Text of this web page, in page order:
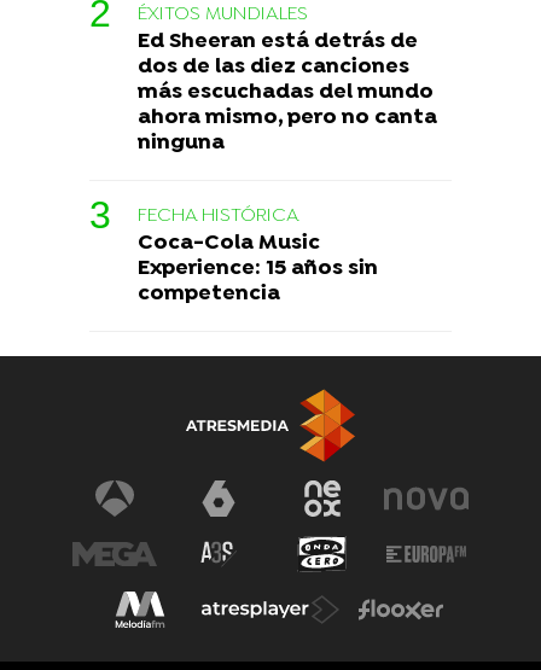
ÉXITOS MUNDIALES
Ed Sheeran está detrás de
dos de las diez canciones
más escuchadas del mundo
ahora mismo, pero no canta
ninguna
FECHA HISTÓRICA
Coca-Cola Music
Experience: 15 años sin
competencia